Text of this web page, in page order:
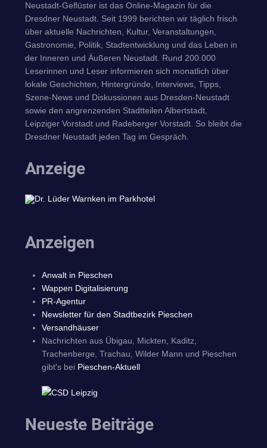
Neustadt-Geflüster ist das Online-Magazin für die
Dresdner Neustadt. Seit 1999 berichten wir täglich frisch
über aktuelle Nachrichten, Kultur, Veranstaltungen,
Gastronomie, Politik, Stadtentwicklung und das Leben in
der Inneren und Äußeren Neustadt. Rund 200.000
Leserinnen und Leser informieren sich monatlich über
lokale Geschichten, Hintergründe, Interviews, Tipps,
Szene-News und Diskussionen aus Dresden-Neustadt
sowie den angrenzenden Stadtteilen Albertstadt,
Leipziger Vorstadt und Radeberger Vorstadt. So bleibt die
Dresdner Neustadt jeden Tag im Gespräch.
Anzeige
Anzeigen
Anwalt in Pieschen
Wappen Digitalisierung
PR-Agentur
Newsletter für den Stadtbezirk Pieschen
Versandhäuser
Nachrichten aus Übigau, Mickten, Kaditz,
Trachenberge, Trachau, Wilder Mann und Pieschen
gibt's bei Pieschen-Aktuell
Neueste Beiträge